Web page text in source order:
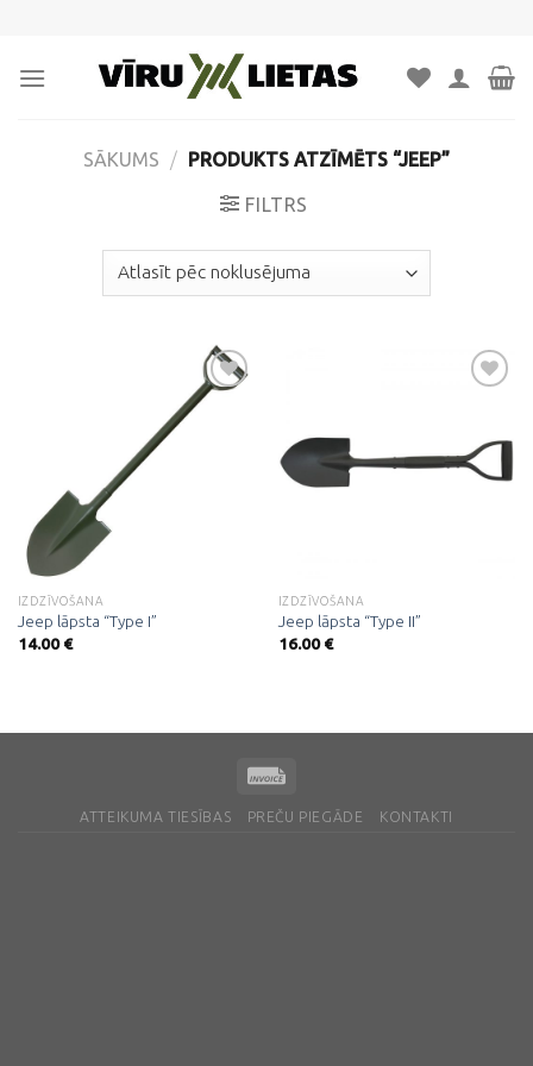
content
SĀKUMS / PRODUKTS ATZĪMĒTS “JEEP”
FILTRS
IZDZĪVOŠANA
Jeep lāpsta “Type I”
14.00€
Pievienot
vēlmju
sarakstam
IZDZĪVOŠANA
Jeep lāpsta “Type II”
16.00€
ATTEIKUMA TIESĪBAS PREČU PIEGĀDE KONTAKTI